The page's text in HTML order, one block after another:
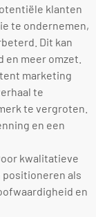
klanten
te ondernemen,
Dit kan
meer omzet.
marketing
te
te vergroten.
en een
kwalitatieve
als
en